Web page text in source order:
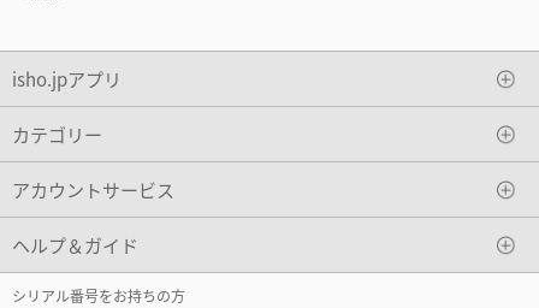
isho.jpアプリ
カテゴリー
アカウントサービス
ヘルプ＆ガイド
シリアル番号をお持ちの方